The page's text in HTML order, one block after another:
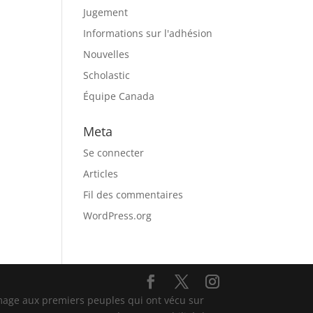
Jugement
Informations sur l'adhésion
Nouvelles
Scholastic
Équipe Canada
Meta
Se connecter
Articles
Fil des commentaires
WordPress.org
aux premiers peuples qui ont vécu sur